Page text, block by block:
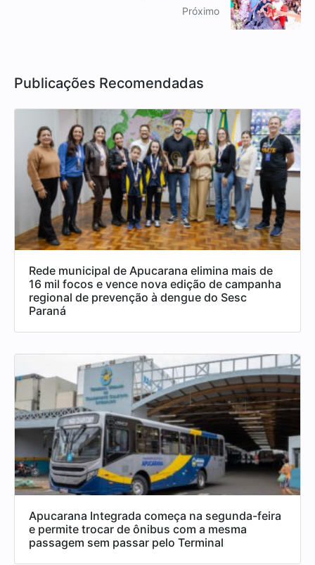
Próximo
Publicações Recomendadas
Rede municipal de Apucarana elimina mais de
16 mil focos e vence nova edição de campanha
regional de prevenção à dengue do Sesc
Paraná
Apucarana Integrada começa na segunda-feira
e permite trocar de ônibus com a mesma
passagem sem passar pelo Terminal